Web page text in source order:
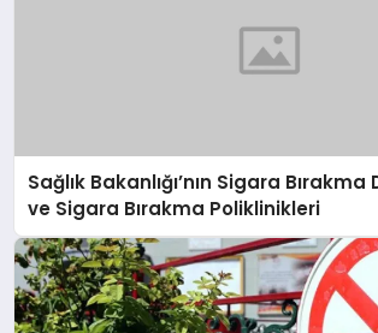
Sağlık Bakanlığı’nın Sigara Bırakma
ve Sigara Bırakma Poliklinikleri